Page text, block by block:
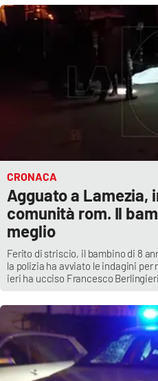
Economia e Lavoro
Società
Sport
RUBRICHE
Parchi Marini Calabria
Leggendo Alvaro insieme
CRONACA
Agguato a Lamezia,
comunità rom. Il
meglio
Ferito di striscio, il bambino di 8
la polizia ha avviato le indagini per
ieri ha ucciso Francesco Berlingieri